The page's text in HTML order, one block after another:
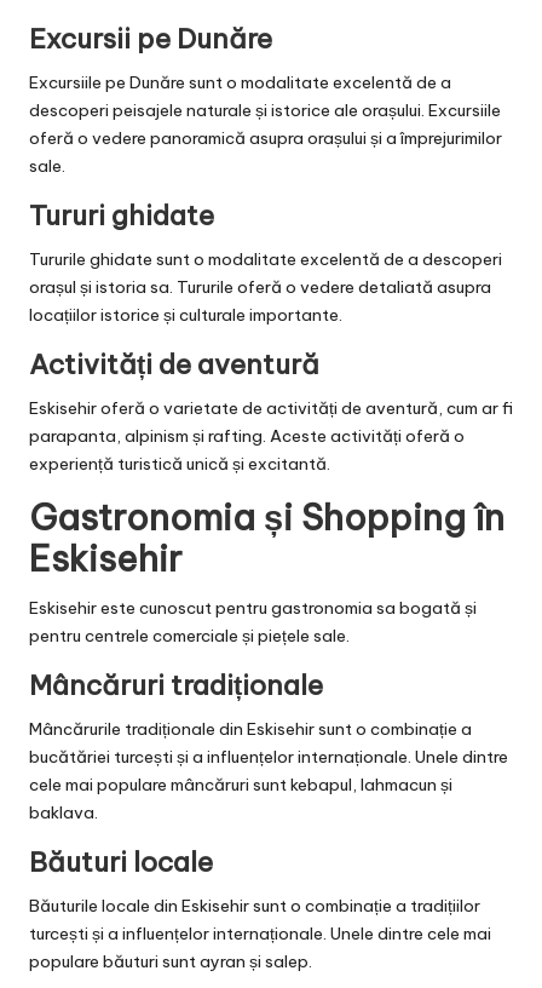
Excursii pe Dunăre
Excursiile pe Dunăre sunt o modalitate excelentă de a
descoperi peisajele naturale și istorice ale orașului. Excursiile
oferă o vedere panoramică asupra orașului și a împrejurimilor
sale.
Tururi ghidate
Tururile ghidate sunt o modalitate excelentă de a descoperi
orașul și istoria sa. Tururile oferă o vedere detaliată asupra
locațiilor istorice și culturale importante.
Activități de aventură
Eskisehir oferă o varietate de activități de aventură, cum ar fi
parapanta, alpinism și rafting. Aceste activități oferă o
experiență turistică unică și excitantă.
Gastronomia și Shopping în
Eskisehir
Eskisehir este cunoscut pentru gastronomia sa bogată și
pentru centrele comerciale și piețele sale.
Mâncăruri tradiționale
Mâncărurile tradiționale din Eskisehir sunt o combinație a
bucătăriei turcești și a influențelor internaționale. Unele dintre
cele mai populare mâncăruri sunt kebapul, lahmacun și
baklava.
Băuturi locale
Băuturile locale din Eskisehir sunt o combinație a tradițiilor
turcești și a influențelor internaționale. Unele dintre cele mai
populare băuturi sunt ayran și salep.